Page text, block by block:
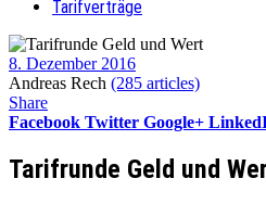
Tarifverträge
8. Dezember 2016
Andreas Rech (285 articles)
Share
Facebook Twitter Google+
Tarifrunde Geld und